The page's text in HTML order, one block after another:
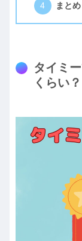
まとめ
タイミ
くらい？